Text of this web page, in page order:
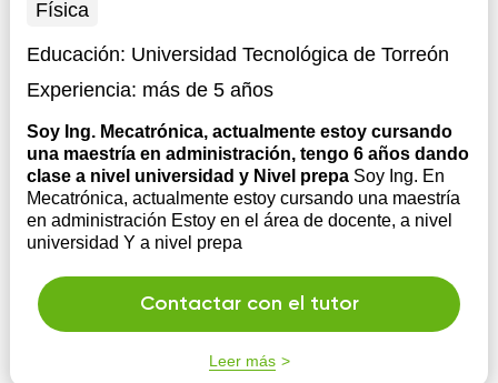
Física
Educación: Universidad Tecnológica de Torreón
Experiencia: más de 5 años
Soy Ing. Mecatrónica, actualmente estoy cursando
una maestría en administración, tengo 6 años dando
clase a nivel universidad y Nivel prepa Soy Ing. En
Mecatrónica, actualmente estoy cursando una maestría
en administración Estoy en el área de docente, a nivel
universidad Y a nivel prepa
Contactar con el tutor
Leer más